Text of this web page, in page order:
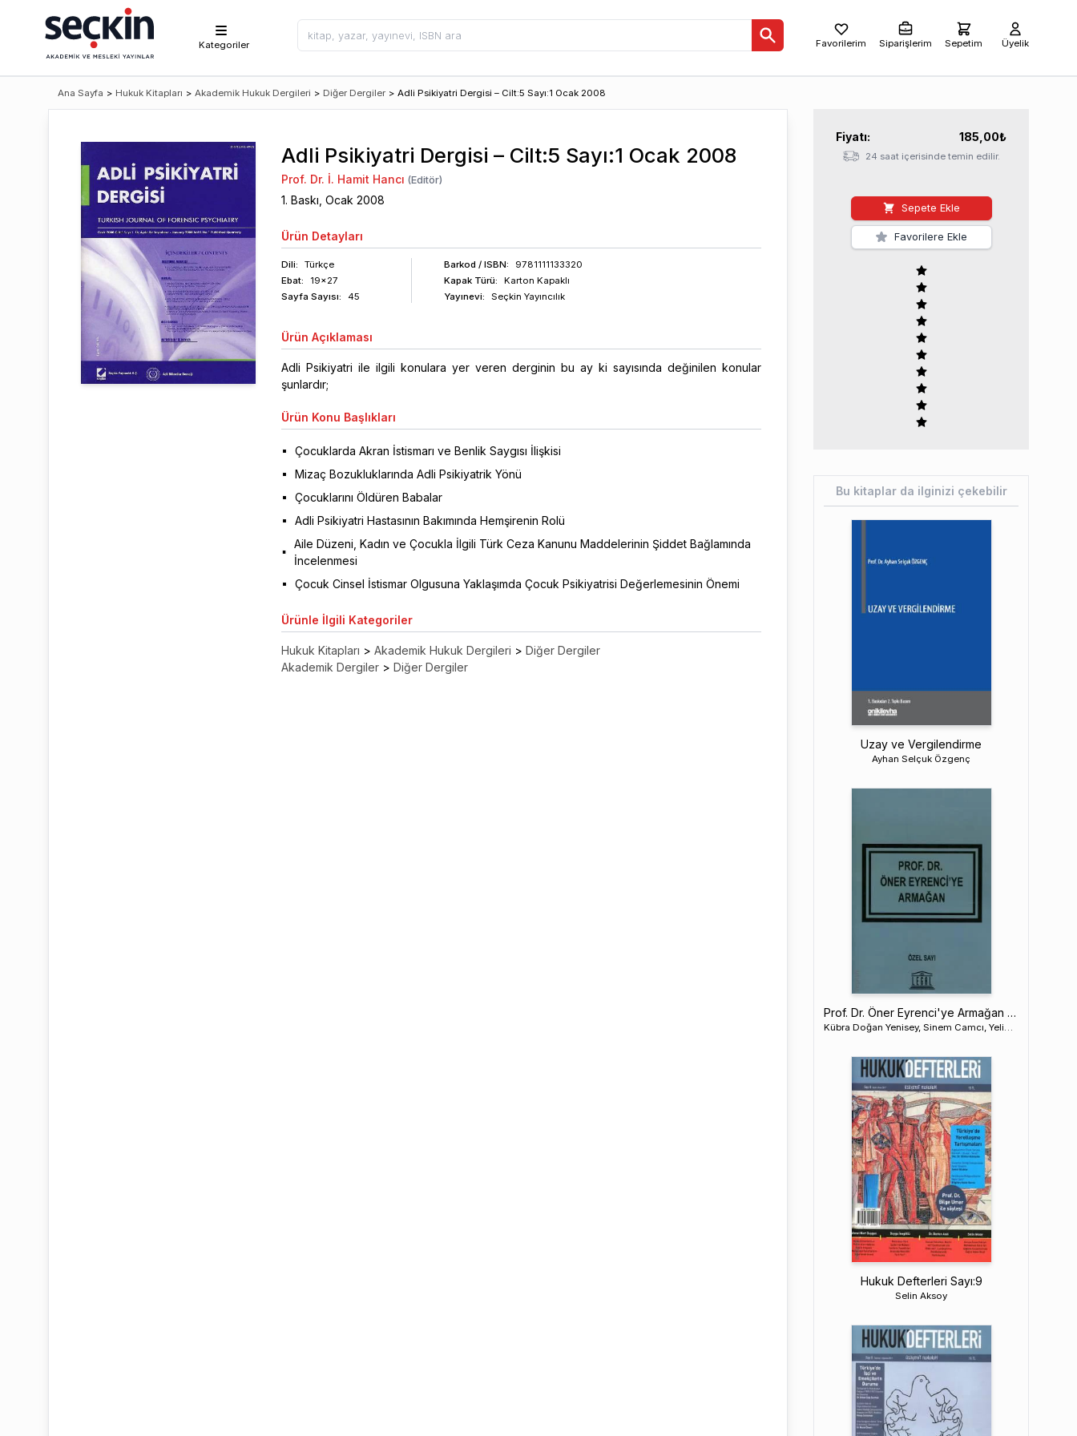
Kategoriler Favorilerim Siparişlerim Sepetim Üyelik
Ana Sayfa > Hukuk Kitapları > Akademik Hukuk Dergileri > Diğer Dergiler > Adli Psikiyatri Dergisi – Cilt:5 Sayı:1 Ocak 2008
Adli Psikiyatri Dergisi – Cilt:5 Sayı:1 Ocak 2008
Prof. Dr. İ. Hamit Hancı (Editör)
1. Baskı, Ocak 2008
Ürün Detayları
Dili:
Türkçe
Ebat:
19x27
Sayfa Sayısı: 45
Barkod / ISBN:
9781111133320
Kapak Türü:
Karton Kapaklı
Yayınevi:
Seçkin Yayıncılık
Ürün Açıklaması
Adli Psikiyatri ile ilgili konulara yer veren derginin bu ay ki sayısında değinilen konular
şunlardır;
Ürün Konu Başlıkları
Çocuklarda Akran İstismarı ve Benlik Saygısı İlişkisi
Mizaç Bozukluklarında Adli Psikiyatrik Yönü
Çocuklarını Öldüren Babalar
Adli Psikiyatri Hastasının Bakımında Hemşirenin Rolü
Aile Düzeni, Kadın ve Çocukla İlgili Türk Ceza Kanunu Maddelerinin Şiddet Bağlamında
İncelenmesi
Çocuk Cinsel İstismar Olgusuna Yaklaşımda Çocuk Psikiyatrisi Değerlemesinin Önemi
Ürünle İlgili Kategoriler
Hukuk Kitapları > Akademik Hukuk Dergileri > Diğer Dergiler
Akademik Dergiler > Diğer Dergiler
Fiyatı: 185,00₺
24 saat içerisinde temin edilir.
Sepete Ekle
Favorilere Ekle
Bu kitaplar da ilginizi çekebilir
Uzay ve Vergilendirme
Ayhan Selçuk Özgenç
Prof. Dr. Öner Eyrenci'ye Armağan – Özel Sayı
Kübra Doğan Yenisey, Sinem Camcı, Yeliz Yücel
Hukuk Defterleri Sayı:9
Selin Aksoy